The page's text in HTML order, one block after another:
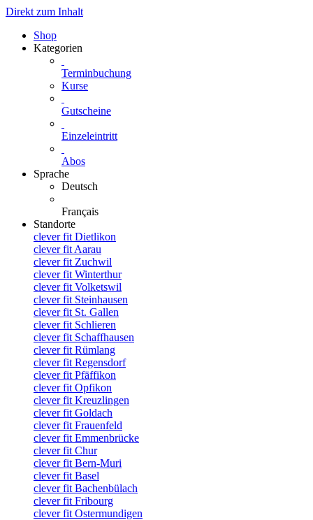
Direkt zum Inhalt
Shop
Kategorien
Terminbuchung
Kurse
Gutscheine
Einzeleintritt
Abos
Sprache
Deutsch
Français
Standorte
clever fit Dietlikon
clever fit Aarau
clever fit Zuchwil
clever fit Winterthur
clever fit Volketswil
clever fit Steinhausen
clever fit St. Gallen
clever fit Schlieren
clever fit Schaffhausen
clever fit Rümlang
clever fit Regensdorf
clever fit Pfäffikon
clever fit Opfikon
clever fit Kreuzlingen
clever fit Goldach
clever fit Frauenfeld
clever fit Emmenbrücke
clever fit Chur
clever fit Bern-Muri
clever fit Basel
clever fit Bachenbülach
clever fit Fribourg
clever fit Ostermundigen